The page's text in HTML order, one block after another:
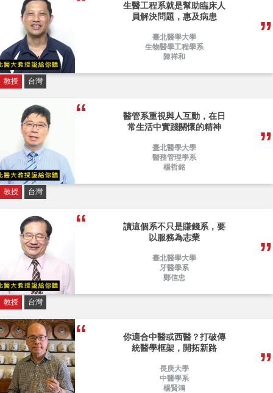
生醫工程系就是幫助臨床人
員解決問題，惠及病患
臺北醫學大學
生物醫學工程學系
陳祥和
教授 台灣
醫管系重視與人互動，在日
常生活中實踐關懷的精神
臺北醫學大學
醫務管理學系
楊哲銘
教授 台灣
讀這個系不只是賺錢系，要
以服務為志業
臺北醫學大學
牙醫學系
鄭信忠
教授 台灣
你適合中醫或西醫？打破傳
統醫學框架，開拓新路
長庚大學
中醫學系
楊賢鴻